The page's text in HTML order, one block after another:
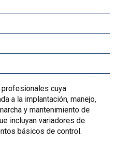
cuya
a la implantación, manejo,
y mantenimiento de
incluyan variadores de
básicos de control.